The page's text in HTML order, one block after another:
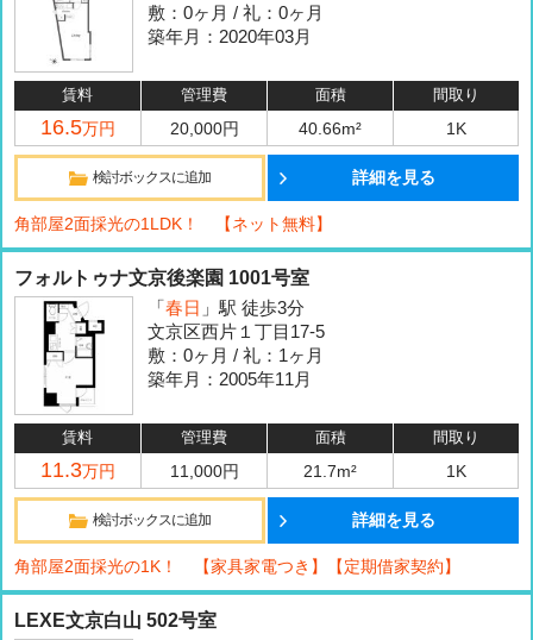
敷：0ヶ月 / 礼：0ヶ月
築年月：2020年03月
賃料 管理費 面積 間取り
16.5万円 20,000円 40.66m² 1K
検討ボックスに追加 詳細を見る
角部屋2面採光の1LDK！ 【ネット無料】
フォルトゥナ文京後楽園 1001号室
「 春日 」駅 徒歩3分
文京区西片１丁目17-5
敷：0ヶ月 / 礼：1ヶ月
築年月：2005年11月
賃料 管理費 面積 間取り
11.3万円 11,000円 21.7m² 1K
検討ボックスに追加 詳細を見る
角部屋2面採光の1K！ 【家具家電つき】【定期借家契約】
LEXE文京白山 502号室